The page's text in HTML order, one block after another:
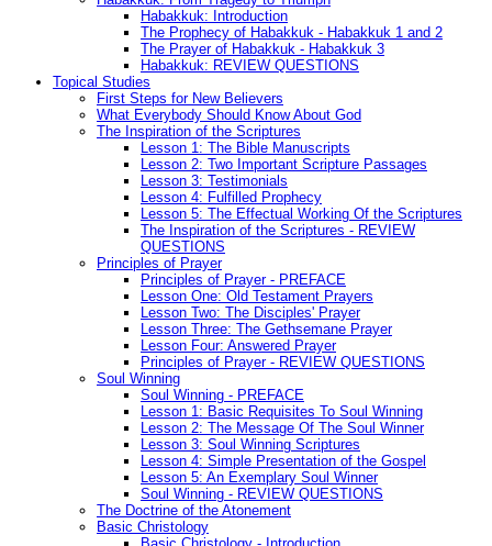
Habakkuk: Introduction
The Prophecy of Habakkuk - Habakkuk 1 and 2
The Prayer of Habakkuk - Habakkuk 3
Habakkuk: REVIEW QUESTIONS
Topical Studies
First Steps for New Believers
What Everybody Should Know About God
The Inspiration of the Scriptures
Lesson 1: The Bible Manuscripts
Lesson 2: Two Important Scripture Passages
Lesson 3: Testimonials
Lesson 4: Fulfilled Prophecy
Lesson 5: The Effectual Working Of the Scriptures
The Inspiration of the Scriptures - REVIEW
QUESTIONS
Principles of Prayer
Principles of Prayer - PREFACE
Lesson One: Old Testament Prayers
Lesson Two: The Disciples' Prayer
Lesson Three: The Gethsemane Prayer
Lesson Four: Answered Prayer
Principles of Prayer - REVIEW QUESTIONS
Soul Winning
Soul Winning - PREFACE
Lesson 1: Basic Requisites To Soul Winning
Lesson 2: The Message Of The Soul Winner
Lesson 3: Soul Winning Scriptures
Lesson 4: Simple Presentation of the Gospel
Lesson 5: An Exemplary Soul Winner
Soul Winning - REVIEW QUESTIONS
The Doctrine of the Atonement
Basic Christology